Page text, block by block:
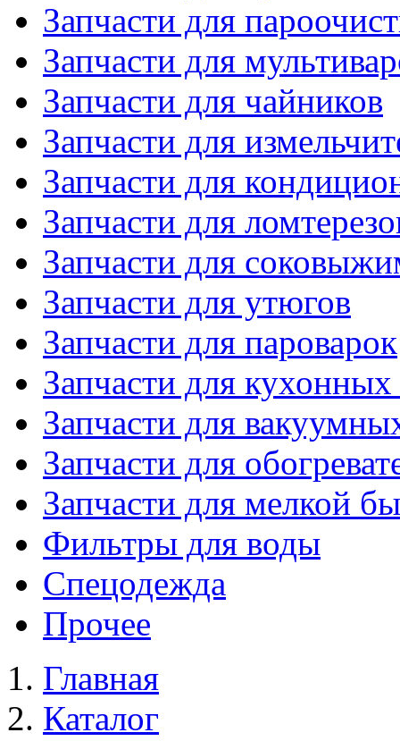
Запчасти для
Запчасти для
Запчасти для чайников
Запчасти для
Запчасти для
Запчасти для
Запчасти для
Запчасти для утюгов
Запчасти для пароварок
Запчасти для
Запчасти для
Запчасти для
Запчасти для мелкой
Фильтры для воды
Спецодежда
Прочее
Главная
Каталог